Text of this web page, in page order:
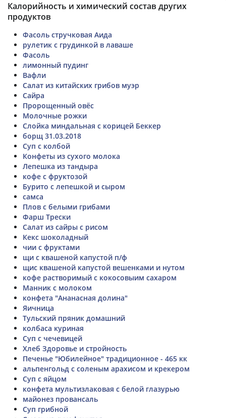
Калорийность и химический состав других
продуктов
Фасоль стручковая Аида
рулетик с грудинкой в лаваше
Фасоль
лимонный пудинг
Вафли
Салат из китайских грибов муэр
Сайра
Пророщенный овёс
Молочные рожки
Слойка миндальная с корицей Беккер
борщ 31.03.2018
Суп с колбой
Конфеты из сухого молока
Лепешка из тандыра
кофе с фруктозой
Бурито с лепешкой и сыром
самса
Плов с белыми грибами
Фарш Трески
Салат из сайры с рисом
Кекс шоколадный
чии с фруктами
щи с квашеной капустой п/ф
щис квашеной капустой вешенками и нутом
кофе растворимый с кокосовыим сахаром
Манник с молоком
конфета "Ананасная долина"
Яичница
Тульский пряник домашний
колбаса куриная
Суп с чечевицей
Хлеб Здоровье и стройность
Печенье "Юбилейное" традиционное - 465 кк
альпенгольд с соленым арахисом и крекером
Суп с яйцом
конфета мультизлаковая с белой глазурью
майонез провансаль
Суп грибной